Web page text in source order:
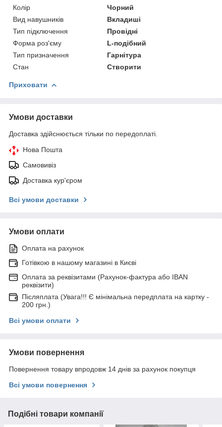
Колір
Чорний
Вид навушників
Вкладиші
Тип підключення
Провідні
Форма роз'єму
L-подібний
Тип призначення
Гарнітура
Стан
Створити
Приховати
Умови доставки
Доставка здійснюється тільки по передоплаті.
Нова Пошта
Самовивіз
Доставка кур'єром
Всі умови доставки
Умови оплати
Оплата на рахунок
Готівкою в нашому магазині в Києві
Оплата за реквізитами (Рахунок-фактура або IBAN
реквізити)
Післяплата (Увага!!! Є мінімальна передплата на картку -
200 грн.)
Всі умови оплати
Умови повернення
Повернення товару впродовж 14 днів за рахунок покупця
Всі умови повернення
Подібні товари компанії